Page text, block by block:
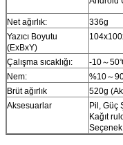
Net ağırlık:
336g
Yazıcı Boyutu
(ExBxY)
Çalışma sıcaklığı:
-10～
Nem:
%10～
Brüt ağırlık
520g
Aksesuarlar
Pil, Güç
Kağıt